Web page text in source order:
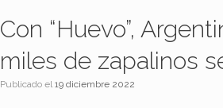
Con “Huevo”,
miles de zapalinos
Publicado el19 diciembre 2022